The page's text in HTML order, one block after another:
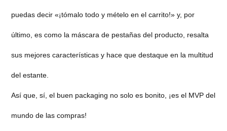
puedas decir «¡tómalo todo y mételo en el carrito!» y, por
último, es como la máscara de pestañas del producto, resalta
sus mejores características y hace que destaque en la multitud
del estante.
Así que, sí, el buen packaging no solo es bonito, ¡es el MVP del
mundo de las compras!